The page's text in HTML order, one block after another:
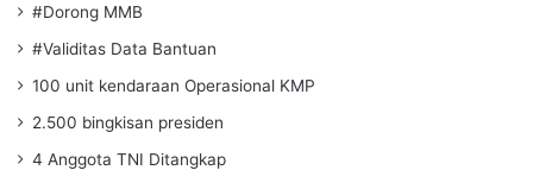
#Dorong MMB
#Validitas Data Bantuan
100 unit kendaraan Operasional KMP
2.500 bingkisan presiden
4 Anggota TNI Ditangkap